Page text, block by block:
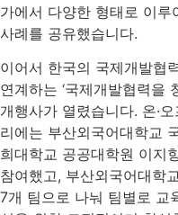
가에서 다양한 형태로 이
사례를 공유했습니다.
이어서 한국의 국제개발협
연계하는 ‘국제개발협력을
개행사가 열렸습니다. 온·
리에는 부산외국어대학교
희대학교 공공대학원 이지
참여했고, 부산외국어대학
7개 팀으로 나눠 팀별로 교